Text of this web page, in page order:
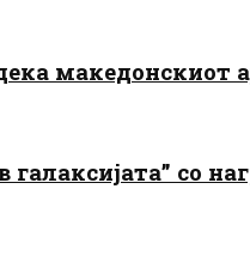
македонскиот
галаксијата” со